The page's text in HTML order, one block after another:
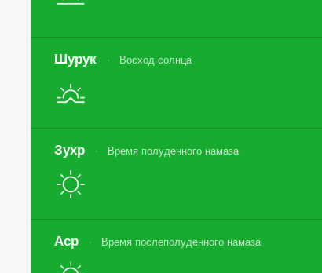
Шурук Восход солнца
Зухр Время полуденного намаза
Аср Время послеполуденного намаза